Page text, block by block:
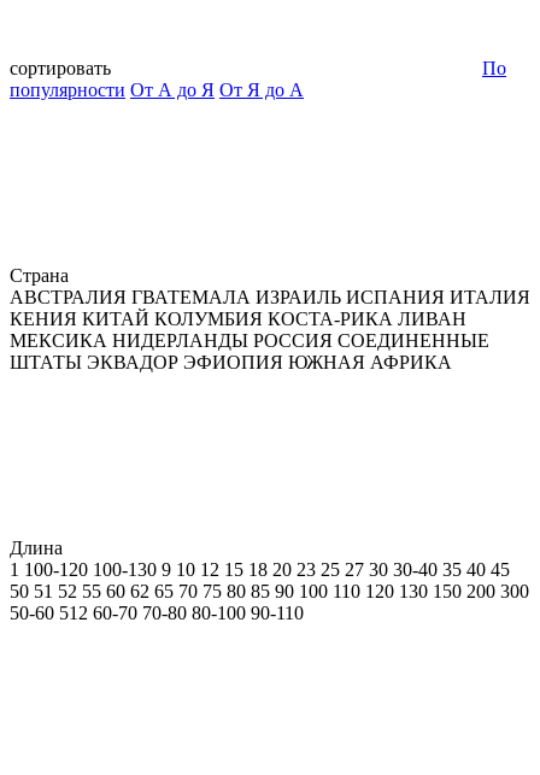
сортировать
По
популярности От А до Я От Я до А
Страна
АВСТРАЛИЯ ГВАТЕМАЛА ИЗРАИЛЬ ИСПАНИЯ ИТАЛИЯ
КЕНИЯ КИТАЙ КОЛУМБИЯ КОСТА-РИКА ЛИВАН
МЕКСИКА НИДЕРЛАНДЫ РОССИЯ СОЕДИНЕННЫЕ
ШТАТЫ ЭКВАДОР ЭФИОПИЯ ЮЖНАЯ АФРИКА
Длина
1 100-120 100-130 9 10 12 15 18 20 23 25 27 30 30-40 35 40 45
50 51 52 55 60 62 65 70 75 80 85 90 100 110 120 130 150 200 300
50-60 512 60-70 70-80 80-100 90-110